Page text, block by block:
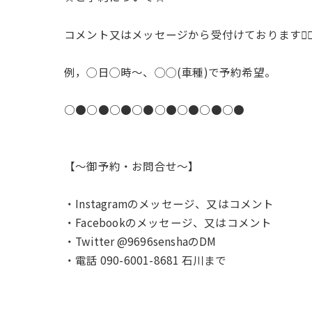
コメント又はメッセージから受付けております
例，◯日◯時〜、◯◯(車種)で予約希望。
○●○●○●○●○●○●○●○●
【〜御予約・お問合せ〜】
・Instagramのメッセージ、又はコメント
・Facebookのメッセージ、又はコメント
・Twitter @9696senshaのDM
・電話 090-6001-8681 石川まで